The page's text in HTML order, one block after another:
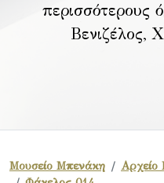
Βενιζέλος,
Μουσείο Μπενάκη
Αρχείο